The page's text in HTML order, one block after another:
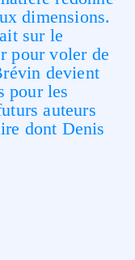
dimensions.
sur le
pour voler de
devient
pour les
auteurs
dont Denis